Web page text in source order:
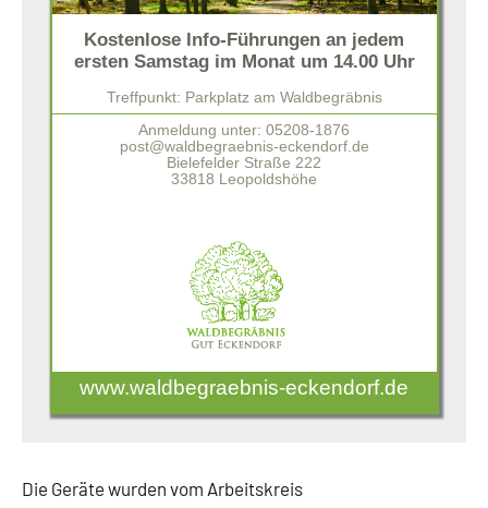
Kostenlose Info-Führungen an jedem
ersten Samstag im Monat um 14.00 Uhr
Treffpunkt: Parkplatz am Waldbegräbnis
Anmeldung unter: 05208-1876
post@waldbegraebnis-eckendorf.de
Bielefelder Straße 222
33818 Leopoldshöhe
www.waldbegraebnis-eckendorf.de
Die Geräte wurden vom Arbeitskreis